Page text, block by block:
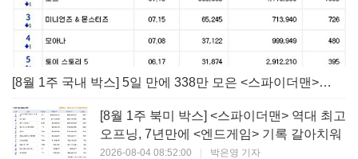
[8월 1주 국내 박스] 5일 만에 338만 모은 <스파이더맨> 극장가 235% 대반등, <호프>는 400만 돌파
[8월 1주 북미 박스] <스파이더맨> 역대 최고
오프닝, 7년만에 <엔드게임> 기록 갈아치워
2026-08-04 08:52:00 | 박은영 기자